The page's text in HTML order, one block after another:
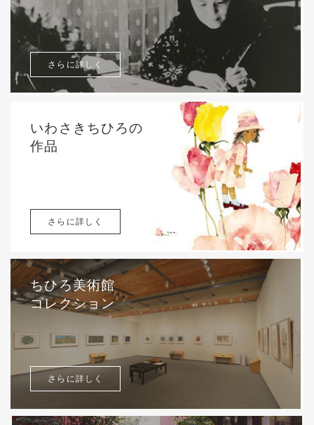
さらに詳しく
いわさきちひろの
作品
さらに詳しく
ちひろ美術館
コレクション
さらに詳しく